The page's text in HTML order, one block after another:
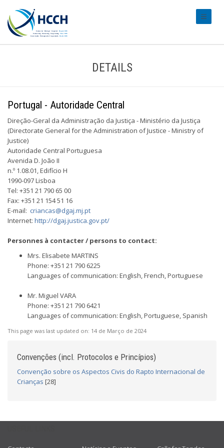
DETAILS
Portugal - Autoridade Central
Direção-Geral da Administração da Justiça - Ministério da Justiça
(Directorate ­General for the Administration of Justice - Ministry of
Justice)
Autoridade Central Portuguesa
Avenida D. João II
n.º 1.08.01, Edifício H
1990-097 Lisboa
Tel: +351 21 790 65 00
Fax: +351 21 154 51 16
E-mail: criancas@dgaj.mj.pt
Internet: http://dgaj.justica.gov.pt/
Personnes à contacter / persons to contact:
Mrs. Elisabete MARTINS
Phone: +351 21 790 6225
Languages of communication: English, French, Portuguese
Mr. Miguel VARA
Phone: +351 21 790 6421
Languages of communication: English, Portuguese, Spanish
This page was last updated on: 14 de Março de 2024
Convenções (incl. Protocolos e Princípios)
Convenção sobre os Aspectos Civis do Rapto Internacional de
Crianças [28]